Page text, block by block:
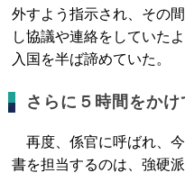
外すよう指示され、その
し協議や連絡をしていた
入国を半ば諦めていた。
さらに５時間をか
再度、係官に呼ばれ、
書を担当するのは、強硬